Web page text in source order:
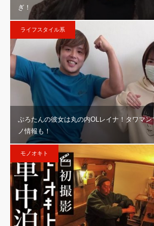
ぎ！
ライフスタイル系
ぷろたんの彼女は丸の内OLレイナ！タワマン
ノ情報も！
モノオキト